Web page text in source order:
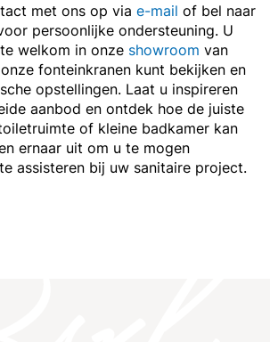
met ons op via e-mail of bel naar
persoonlijke ondersteuning. U
welkom in onze showroom van
fonteinkranen kunt bekijken en
opstellingen. Laat u inspireren
aanbod en ontdek hoe de juiste
of kleine badkamer kan
ernaar uit om u te mogen
assisteren bij uw sanitaire project.